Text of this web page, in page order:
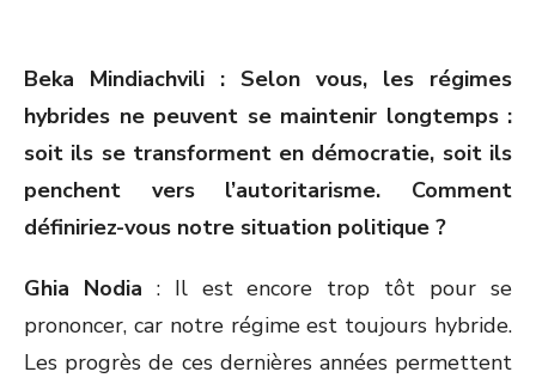
Beka Mindiachvili : Selon vous, les régimes
hybrides ne peuvent se maintenir longtemps :
soit ils se transforment en démocratie, soit ils
penchent vers l’autoritarisme. Comment
définiriez-vous notre situation politique ?
Ghia Nodia : Il est encore trop tôt pour se
prononcer, car notre régime est toujours hybride.
Les progrès de ces dernières années permettent